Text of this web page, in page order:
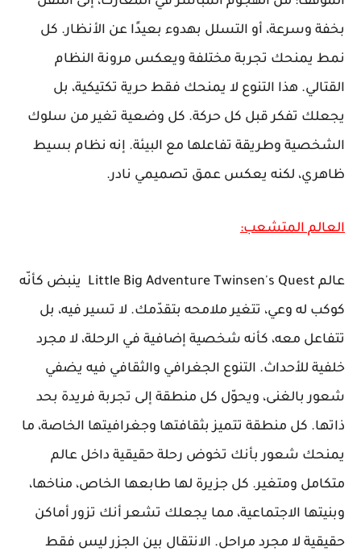
بخفة وسرعة، أو التسلل بهدوء بعيدًا عن الأنظار. كل
نمط يمنحك تجربة مختلفة ويعكس مرونة النظام
القتالي. هذا التنوع لا يمنحك فقط حرية تكتيكية، بل
يجعلك تفكر قبل كل حركة. كل وضعية تغير من سلوك
الشخصية وطريقة تفاعلها مع البيئة. إنه نظام بسيط
ظاهري، لكنه يعكس عمق تصميمي نادر.
العالم المتشعب:
عالم Little Big Adventure Twinsen's Quest ينبض كأنّه
كوكب له وعي، تتغير ملامحه بتقدّمك. لا تسير فيه، بل
تتفاعل معه، كأنه شخصية إضافية في الرحلة، لا مجرد
خلفية للأحداث. التنوع الجغرافي والثقافي فيه يضفي
شعور بالغنى، ويحوّل كل منطقة إلى تجربة فريدة بحد
ذاتها. كل منطقة تتميز بثقافتها وجغرافيتها الخاصة، ما
يمنحك شعور بأنك تخوض رحلة حقيقية داخل عالم
متكامل ومتغير. كل جزيرة لها طابعها الخاص، مناخها،
وبنيتها الاجتماعية، مما يجعلك تشعر أنك تزور أماكن
حقيقية لا مجرد مراحل. الانتقال بين الجزر ليس فقط